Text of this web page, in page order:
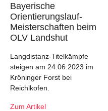
Bayerische
Orientierungslauf-
Meisterschaften beim
OLV Landshut
Langdistanz-Titelkämpfe
steigen am 24.06.2023 im
Kröninger Forst bei
Reichlkofen.
Zum Artikel